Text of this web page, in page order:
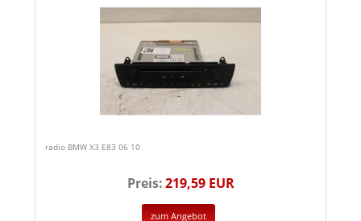
radio BMW X3 E83 06 10
Preis:219,59 EUR
zum Angebot